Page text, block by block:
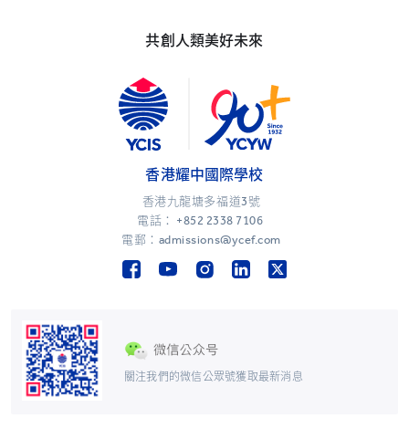
共創人類美好未來
關注我們的微信公眾號獲取最新消息
香港耀中國際學校
香港九龍塘多福道3號
電話： +852 2338 7106
電郵：admissions@ycef.com